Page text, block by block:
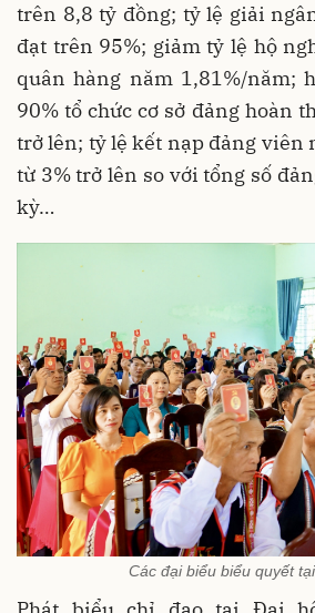
trên 8,8 tỷ đồng; tỷ lệ giải
đạt trên 95%; giảm tỷ lệ hộ
quân hàng năm 1,81%/năm;
90% tổ chức cơ sở đảng hoàn
trở lên; tỷ lệ kết nạp đảng viên
từ 3% trở lên so với tổng số
kỳ…
Các đại biểu biểu quyết